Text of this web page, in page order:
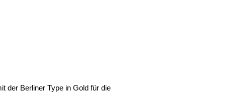
der Berliner Type in Gold für die